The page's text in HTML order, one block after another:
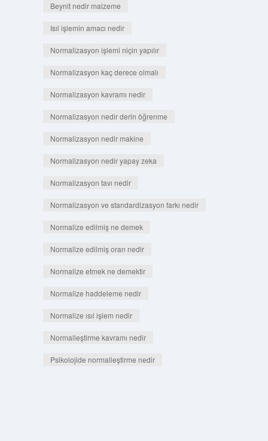
Beynit nedir malzeme
Isıl işlemin amacı nedir
Normalizasyon işlemi niçin yapılır
Normalizasyon kaç derece olmalı
Normalizasyon kavramı nedir
Normalizasyon nedir derin öğrenme
Normalizasyon nedir makine
Normalizasyon nedir yapay zeka
Normalizasyon tavı nedir
Normalizasyon ve standardizasyon farkı nedir
Normalize edilmiş ne demek
Normalize edilmiş oran nedir
Normalize etmek ne demektir
Normalize haddeleme nedir
Normalize ısıl işlem nedir
Normalleştirme kavramı nedir
Psikolojide normalleştirme nedir